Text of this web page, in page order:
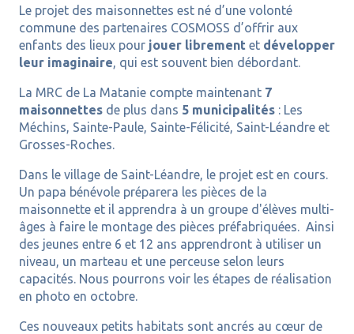
Le projet des maisonnettes est né d’une volonté
commune des partenaires COSMOSS d’offrir aux
enfants des lieux pour jouer librementet développer
leur imaginaire, qui est souvent bien débordant.
La MRC de La Matanie compte maintenant 7
maisonnettesde plus dans 5 municipalités: Les
Méchins, Sainte-Paule, Sainte-Félicité, Saint-Léandre et
Grosses-Roches.
Dans le village de Saint-Léandre, le projet est en cours.
Un papa bénévole préparera les pièces de la
maisonnette et il apprendra à un groupe d'élèves multi-
âges à faire le montage des pièces préfabriquées. Ainsi
des jeunes entre 6 et 12 ans apprendront à utiliser un
niveau, un marteau et une perceuse selon leurs
capacités. Nous pourrons voir les étapes de réalisation
en photo en octobre.
Ces nouveaux petits habitats sont ancrés au cœur de